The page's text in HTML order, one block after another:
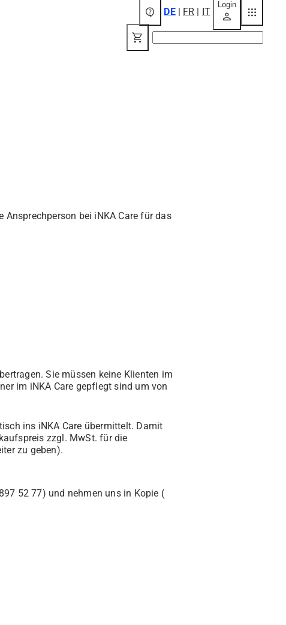
contact_support DE | FR | IT
Login
person
apps
shopping_cart
bei iNKA Care für das
Sie müssen keine Klienten im
im iNKA Care gepflegt sind um von
ins iNKA Care übermittelt. Damit
zzgl. MwSt. für die
zu geben).
52 77) und nehmen uns in Kopie (